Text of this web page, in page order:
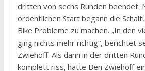
dritten von sechs Runden beendet.
ordentlichen Start begann die
Bike Probleme zu machen. „In den
ging nichts mehr richtig“, berichtet
Zwiehoff. Als dann in der dritten
komplett riss, hätte Ben Zwiehoff